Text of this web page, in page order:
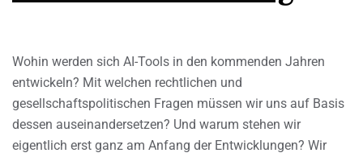
Wohin werden sich AI-Tools in den kommenden Jahren
entwickeln? Mit welchen rechtlichen und
gesellschaftspolitischen Fragen müssen wir uns auf Basis
dessen auseinandersetzen? Und warum stehen wir
eigentlich erst ganz am Anfang der Entwicklungen? Wir